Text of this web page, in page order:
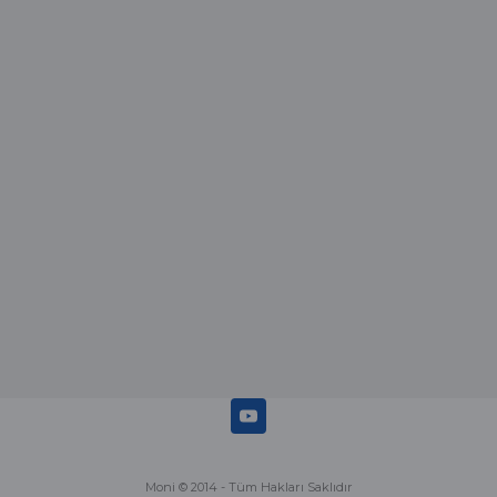
Moni © 2014 - Tüm Hakları Saklıdır